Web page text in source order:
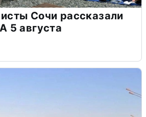
Сочи рассказали
5 августа